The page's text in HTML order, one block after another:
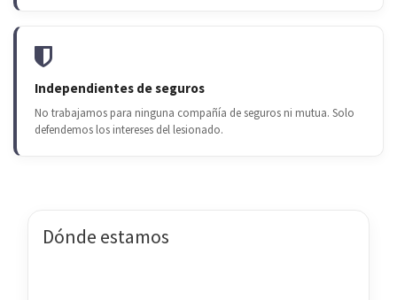
Independientes de seguros
No trabajamos para ninguna compañía de seguros ni mutua. Solo
defendemos los intereses del lesionado.
Dónde estamos